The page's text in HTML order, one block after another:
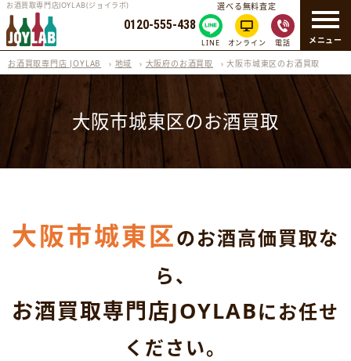
メニュー
お酒買取専門店JOYLAB(ジョイラボ)
0120-555-438
選べる無料査定
LINE オンライン 電話
お酒買取専門店 JOYLAB › 地域 › 大阪府のお酒買取 ›大阪市城東区のお酒買取
大阪市城東区のお酒買取
大阪市城東区のお酒高価買取な
ら、
お酒買取専門店JOYLABにお任せ
ください。